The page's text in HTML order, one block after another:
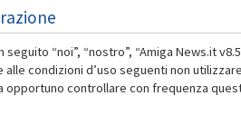
seguito “noi”, “nostro”, “Amiga News.it
condizioni d’uso seguenti non
controllare con frequenza